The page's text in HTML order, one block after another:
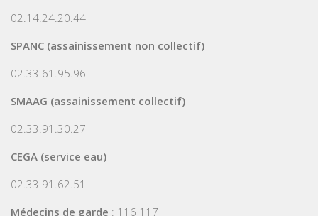
02.14.24.20.44
SPANC (assainissement non collectif)
02.33.61.95.96
SMAAG (assainissement collectif)
02.33.91.30.27
CEGA (service eau)
02.33.91.62.51
Médecins de garde : 116 117